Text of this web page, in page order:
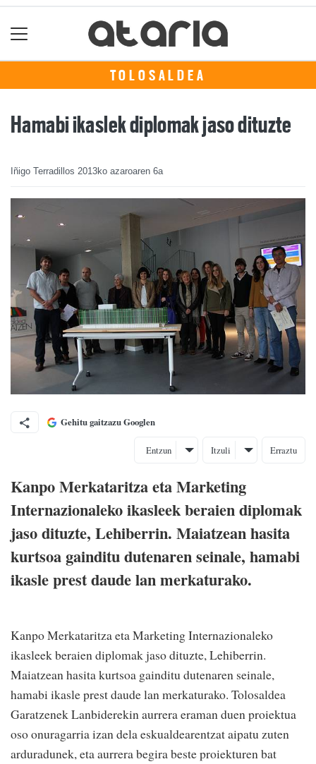
TOLOSALDEA
Hamabi ikaslek diplomak jaso dituzte
Iñigo Terradillos 2013ko azaroaren 6a
Gehitu gaitzazu Googlen
Entzun Itzuli Erraztu
Kanpo Merkataritza eta Marketing
Internazionaleko ikasleek beraien diplomak
jaso dituzte, Lehiberrin. Maiatzean hasita
kurtsoa gainditu dutenaren seinale, hamabi
ikasle prest daude lan merkaturako.
Kanpo Merkataritza eta Marketing Internazionaleko
ikasleek beraien diplomak jaso dituzte, Lehiberrin.
Maiatzean hasita kurtsoa gainditu dutenaren seinale,
hamabi ikasle prest daude lan merkaturako. Tolosaldea
Garatzenek Lanbiderekin aurrera eraman duen proiektua
oso onuragarria izan dela eskualdearentzat aipatu zuten
arduradunek, eta aurrera begira beste proiekturen bat